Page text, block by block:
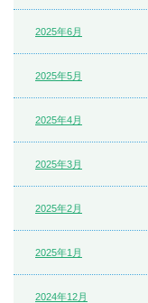
2025年6月
2025年5月
2025年4月
2025年3月
2025年2月
2025年1月
2024年12月